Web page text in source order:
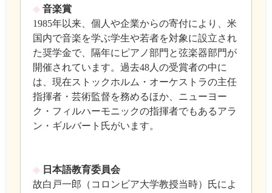
◆音楽賞
1985年以来、個人や企業からの寄付により、米
国内で音楽を学ぶ学生や若者を対象に設立され
た奨学金で、隔年にピアノ部門と弦楽器部門が
開催されています。過去48人の受賞者の中に
は、現在ストックホルム・オーケストラの主任
指揮者・芸術監督を務めるほか、ニューヨー
ク・フィルハーモニックの指揮者でもあるアラ
ン・ギルバート氏がいます。
◆ 日本語教育委員会
故白戸一郎（コロンビア大学教授当時）氏によ